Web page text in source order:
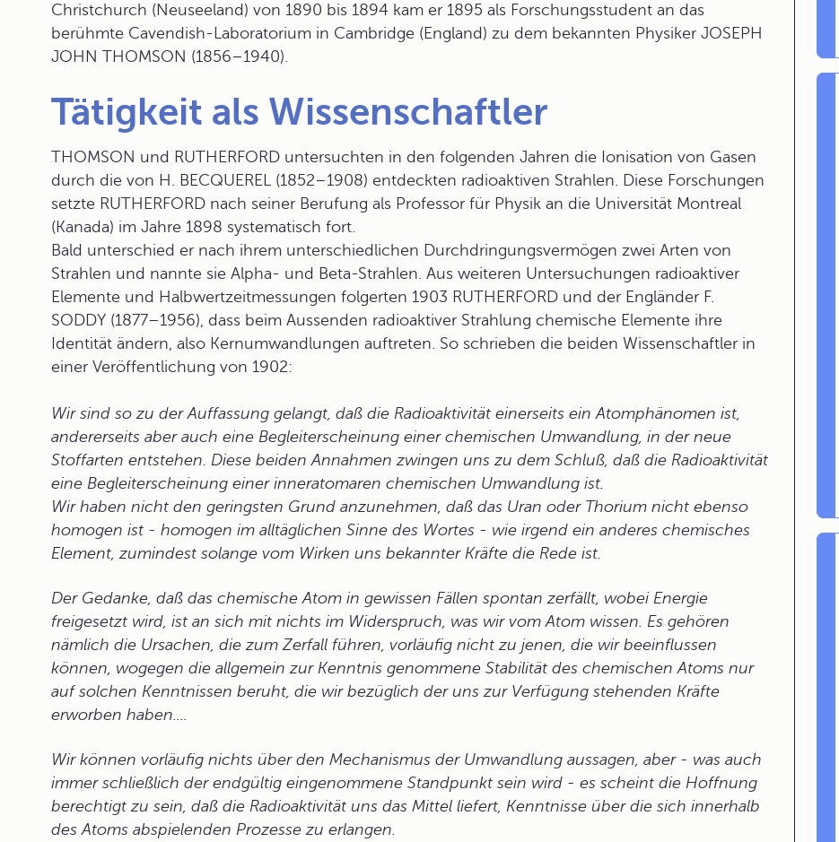
Christchurch (Neuseeland) von 1890 bis 1894 kam er 1895 als Forschungsstudent an das
berühmte Cavendish-Laboratorium in Cambridge (England) zu dem bekannten Physiker JOSEPH
JOHN THOMSON (1856–1940).
Tätigkeit als Wissenschaftler
THOMSON und RUTHERFORD untersuchten in den folgenden Jahren die Ionisation von Gasen
durch die von H. BECQUEREL (1852–1908) entdeckten radioaktiven Strahlen. Diese Forschungen
setzte RUTHERFORD nach seiner Berufung als Professor für Physik an die Universität Montreal
(Kanada) im Jahre 1898 systematisch fort.
Bald unterschied er nach ihrem unterschiedlichen Durchdringungsvermögen zwei Arten von
Strahlen und nannte sie Alpha- und Beta-Strahlen. Aus weiteren Untersuchungen radioaktiver
Elemente und Halbwertzeitmessungen folgerten 1903 RUTHERFORD und der Engländer F.
SODDY (1877–1956), dass beim Aussenden radioaktiver Strahlung chemische Elemente ihre
Identität ändern, also Kernumwandlungen auftreten. So schrieben die beiden Wissenschaftler in
einer Veröffentlichung von 1902:
Wir sind so zu der Auffassung gelangt, daß die Radioaktivität einerseits ein Atomphänomen ist,
andererseits aber auch eine Begleiterscheinung einer chemischen Umwandlung, in der neue
Stoffarten entstehen. Diese beiden Annahmen zwingen uns zu dem Schluß, daß die Radioaktivität
eine Begleiterscheinung einer inneratomaren chemischen Umwandlung ist.
Wir haben nicht den geringsten Grund anzunehmen, daß das Uran oder Thorium nicht ebenso
homogen ist - homogen im alltäglichen Sinne des Wortes - wie irgend ein anderes chemisches
Element, zumindest solange vom Wirken uns bekannter Kräfte die Rede ist.
Der Gedanke, daß das chemische Atom in gewissen Fällen spontan zerfällt, wobei Energie
freigesetzt wird, ist an sich mit nichts im Widerspruch, was wir vom Atom wissen. Es gehören
nämlich die Ursachen, die zum Zerfall führen, vorläufig nicht zu jenen, die wir beeinflussen
können, wogegen die allgemein zur Kenntnis genommene Stabilität des chemischen Atoms nur
auf solchen Kenntnissen beruht, die wir bezüglich der uns zur Verfügung stehenden Kräfte
erworben haben....
Wir können vorläufig nichts über den Mechanismus der Umwandlung aussagen, aber - was auch
immer schließlich der endgültig eingenommene Standpunkt sein wird - es scheint die Hoffnung
berechtigt zu sein, daß die Radioaktivität uns das Mittel liefert, Kenntnisse über die sich innerhalb
des Atoms abspielenden Prozesse zu erlangen.